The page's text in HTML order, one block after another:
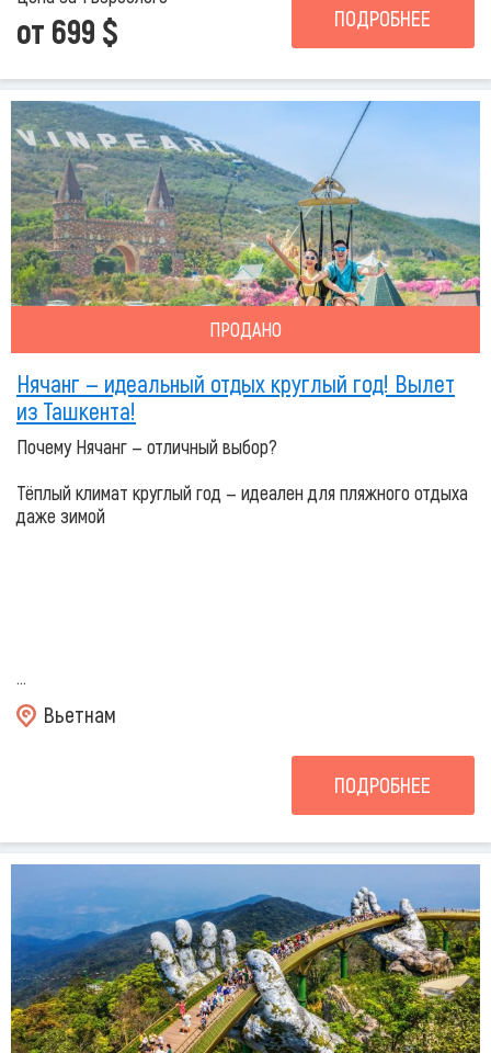
от 699 $ ПОДРОБНЕЕ
ПРОДАНО
Нячанг — идеальный отдых круглый год! Вылет
из Ташкента!
Почему Нячанг — отличный выбор?
Тёплый климат круглый год — идеален для пляжного отдыха
даже зимой
...
Вьетнам
ПОДРОБНЕЕ